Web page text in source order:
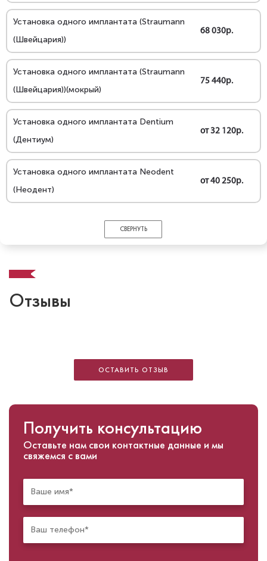
Установка одного имплантата (Straumann
(Швейцария))
68 030р.
Установка одного имплантата (Straumann
(Швейцария))(мокрый)
75 440р.
Установка одного имплантата Dentium
(Дентиум)
от 32 120р.
Установка одного имплантата Neodent
(Неодент)
от 40 250р.
СВЕРНУТЬ
Отзывы
ОСТАВИТЬ ОТЗЫВ
Получить консультацию
Оставьте нам свои контактные данные и мы
свяжемся с вами